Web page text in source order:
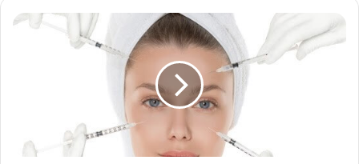
بوتاکس
درماتوکس
چیست؟